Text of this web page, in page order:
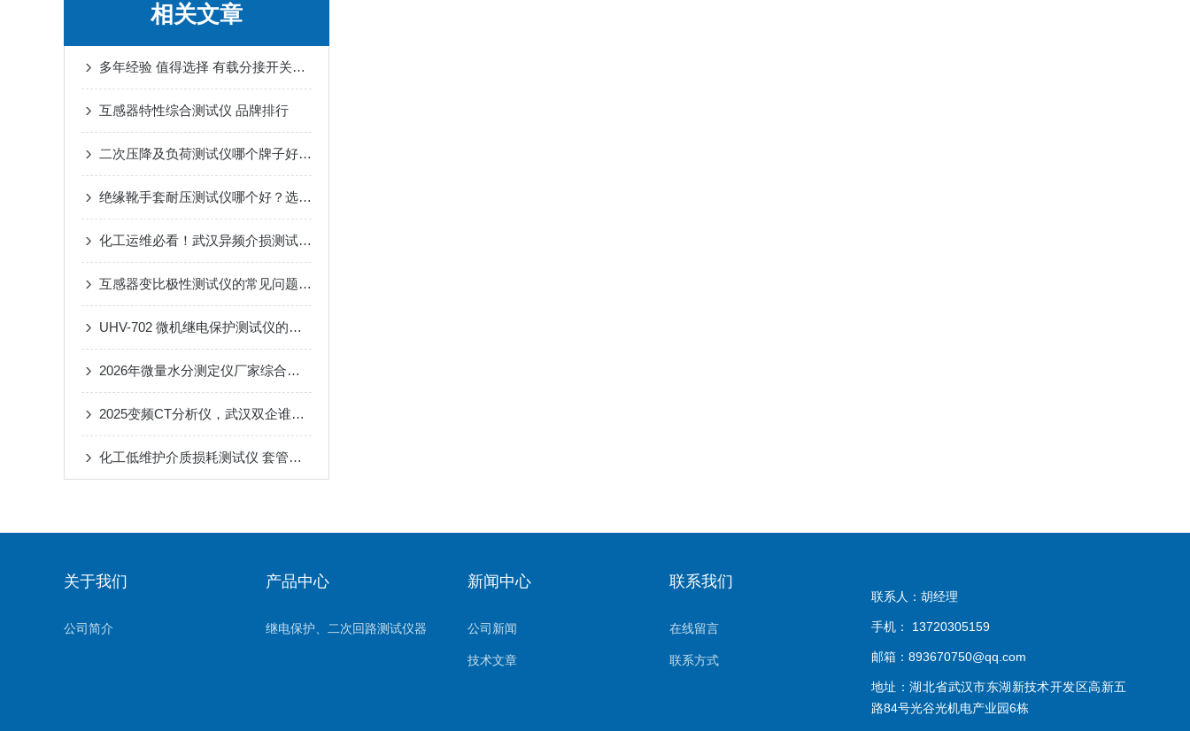
相关文章
多年经验 值得选择 有载分接开关测试仪 工业制造 匠心打造
互感器特性综合测试仪 品牌排行
二次压降及负荷测试仪哪个牌子好？深度解析武汉特高压的一体化方案
绝缘靴手套耐压测试仪哪个好？选择考量与使用观察
化工运维必看！武汉异频介损测试仪厂家挑选干货
互感器变比极性测试仪的常见问题识别与解决方法分享
UHV-702 微机继电保护测试仪的全面介绍
2026年微量水分测定仪厂家综合实力榜！武汉3家口碑厂家脱颖而出
2025变频CT分析仪，武汉双企谁更契合电力用户真实需求？
化工低维护介质损耗测试仪 套管互感器绝缘检测｜武汉特高压
关于我们
公司简介
产品中心
继电保护、二次回路测试仪器
新闻中心
公司新闻
技术文章
联系我们
在线留言
联系方式
联系人：胡经理
手机： 13720305159
邮箱：893670750@qq.com
地址：湖北省武汉市东湖新技术开发区高新五
路84号光谷光机电产业园6栋